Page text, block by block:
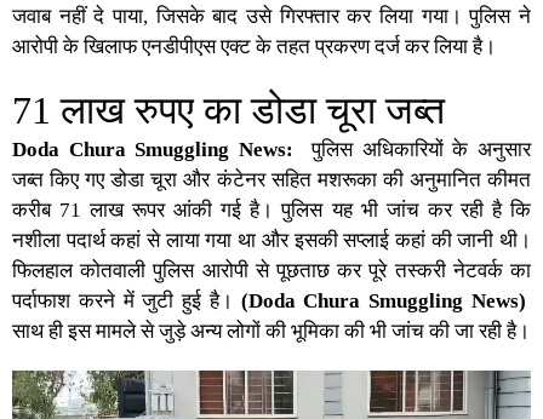
जवाब नहीं दे पाया, जिसके बाद उसे गिरफ्तार कर लिया गया। पुलिस ने
आरोपी के खिलाफ एनडीपीएस एक्ट के तहत प्रकरण दर्ज कर लिया है।
71 लाख रुपए का डोडा चूरा जब्त
Doda Chura Smuggling News:
पुलिस अधिकारियों के अनुसार
जब्त किए गए डोडा चूरा और कंटेनर सहित मशरूका की अनुमानित कीमत
करीब 71 लाख रूपर आंकी गई है। पुलिस यह भी जांच कर रही है कि
नशीला पदार्थ कहां से लाया गया था और इसकी सप्लाई कहां की जानी थी।
फिलहाल कोतवाली पुलिस आरोपी से पूछताछ कर पूरे तस्करी नेटवर्क का
पर्दाफाश करने में जुटी हुई है। (Doda Chura Smuggling News)
साथ ही इस मामले से जुड़े अन्य लोगों की भूमिका की भी जांच की जा रही है।